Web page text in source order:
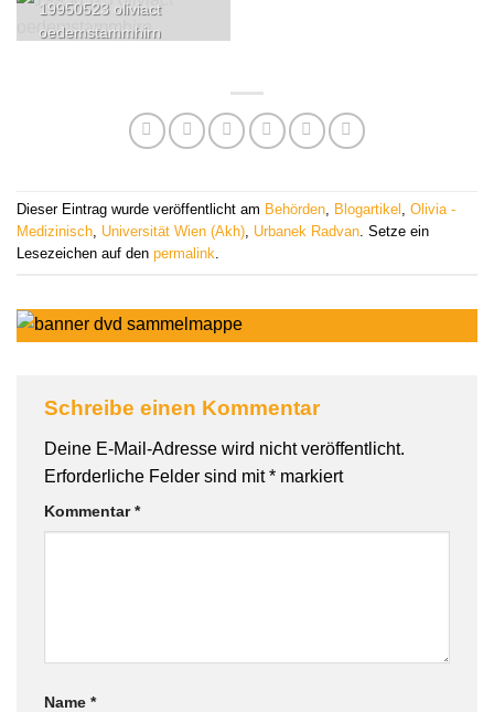
19950523 oliviact
oedemstammhirn
Dieser Eintrag wurde veröffentlicht am Behörden Blogartikel
Olivia -
Medizinisch Universität Wien (Akh) Urbanek Radvan . Setze ein
Lesezeichen auf den permalink
Schreibe einen Kommentar
Deine E-Mail-Adresse wird nicht veröffentlicht.
Erforderliche Felder sind mit* markiert
Kommentar*
Name *